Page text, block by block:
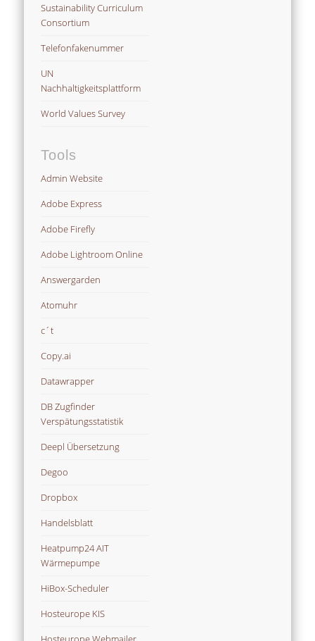
Sustainability Curriculum
Consortium
Telefonfakenummer
UN
Nachhaltigkeitsplattform
World Values Survey
Tools
Admin Website
Adobe Express
Adobe Firefly
Adobe Lightroom Online
Answergarden
Atomuhr
c´t
Copy.ai
Datawrapper
DB Zugfinder
Verspätungsstatistik
Deepl Übersetzung
Degoo
Dropbox
Handelsblatt
Heatpump24 AIT
Wärmepumpe
HiBox-Scheduler
Hosteurope KIS